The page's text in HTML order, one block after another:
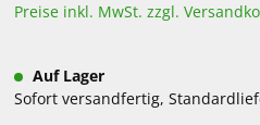
Preise inkl. MwSt. zzgl.
Auf Lager
Sofort versandfertig,